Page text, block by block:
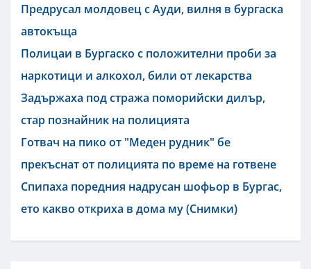
Предрусал молдовец с Ауди, вилня в бургаска
автокъща
Полицаи в Бургаско с положителни проби за
наркотици и алкохол, били от лекарства
Задържаха под стража поморийски дилър,
стар познайник на полицията
Готвач на пико от "Меден рудник" бе
прекъснат от полицията по време на готвене
Спипаха поредния надрусан шофьор в Бургас,
ето какво откриха в дома му (Снимки)